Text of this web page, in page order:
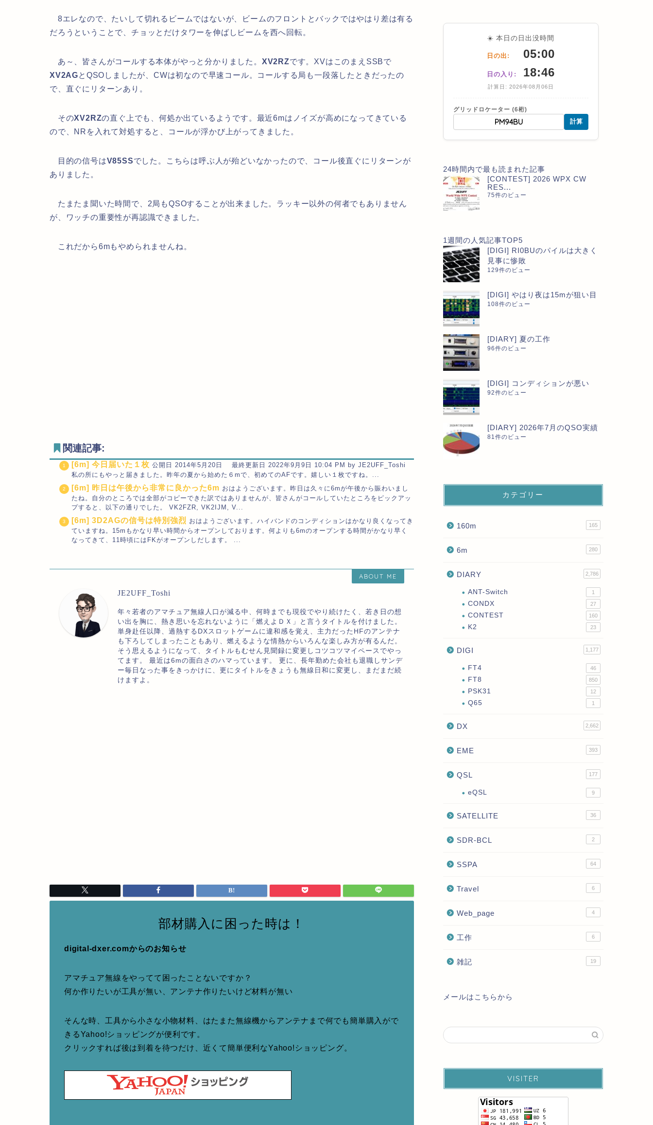
8エレなので、たいして切れるビームではないが、ビームのフロントとバックではやはり差は有る
だろうということで、チョッとだけタワーを伸ばしビームを西へ回転。
あ～、皆さんがコールする本体がやっと分かりました。 XV2RZです。XVはこのまえSSBで
XV2AGとQSOしましたが、CWは初なので早速コール。コールする局も一段落したときだったの
で、直ぐにリターンあり。
そのXV2RZの直ぐ上でも、何処か出ているようです。最近6mはノイズが高めになってきている
ので、NRを入れて対処すると、コールが浮かび上がってきました。
目的の信号はV85SSでした。こちらは呼ぶ人が殆どいなかったので、コール後直ぐにリターンが
ありました。
たまたま聞いた時間で、2局もQSOすることが出来ました。ラッキー以外の何者でもありません
が、ワッチの重要性が再認識できました。
これだから6mもやめられませんね。
関連記事:
[6m] 今日届いた１枚 公開日 2014年5月20日 最終更新日 2022年9月9日 10:04 PM by JE2UFF_Toshi
私の所にもやっと届きました。昨年の夏から始めた６mで、初めてのAFです。嬉しい１枚ですね。...
[6m] 昨日は午後から非常に良かった6m おはようございます。昨日は久々に6mが午後から賑わいまし
たね。自分のところでは全部がコピーできた訳ではありませんが、皆さんがコールしていたところをピックアッ
プすると、以下の通りでした。 VK2FZR, VK2IJM, V...
[6m] 3D2AGの信号は特別強烈 おはようございます。ハイバンドのコンディションはかなり良くなってき
ていますね。15mもかなり早い時間からオープンしております。何よりも6mのオープンする時間がかなり早く
なってきて、11時頃にはFKがオープンしだします。 ...
ABOUT ME
JE2UFF_Toshi
年々若者のアマチュア無線人口が減る中、何時までも現役でやり続けたく、若き日の想
い出を胸に、熱き思いを忘れないように「燃えよＤＸ」と言うタイトルを付けました。
単身赴任以降、過熱するDXスロットゲームに違和感を覚え、主力だったHFのアンテナ
も下ろしてしまったこともあり、燃えるような情熱からいろんな楽しみ方が有るんだ。
そう思えるようになって、タイトルもむせん見聞録に変更しコツコツマイペースでやっ
てます。 最近は6mの面白さのハマっています。 更に、長年勤めた会社も退職しサンデ
ー毎日なった事をきっかけに、更にタイトルをきょうも無線日和に変更し、まだまだ続
けますよ。
部材購入に困った時は！
digital-dxer.comからのお知らせ
アマチュア無線をやってて困ったことないですか？
何か作りたいが工具が無い、アンテナ作りたいけど材料が無い
そんな時、工具から小さな小物材料、はたまた無線機からアンテナまで何でも簡単購入がで
きるYahoo!ショッピングが便利です。
クリックすれば後は到着を待つだけ、近くて簡単便利なYahoo!ショッピング。
☀️ 本日の日出没時間
日の出: 05:00
日の入り: 18:46
計算日: 2026年08月06日
グリッドロケーター (6桁)
計算
24時間内で最も読まれた記事
[CONTEST] 2026 WPX CW
RES...
75件のビュー
1週間の人気記事TOP5
[DIGI] RI0BUのパイルは大きく
見事に惨敗
129件のビュー
[DIGI] やはり夜は15mが狙い目
108件のビュー
[DIARY] 夏の工作
96件のビュー
[DIGI] コンディションが悪い
92件のビュー
[DIARY] 2026年7月のQSO実績
81件のビュー
カテゴリー
160m 165
6m 280
DIARY 2,786
ANT-Switch 1
CONDX 27
CONTEST 160
K2 23
DIGI 1,177
FT4 46
FT8 850
PSK31 12
Q65 1
DX 2,662
EME 393
QSL 177
eQSL 9
SATELLITE 36
SDR-BCL 2
SSPA 64
Travel 6
Web_page 4
工作 6
雑記 19
メールはこちらから
VISITER